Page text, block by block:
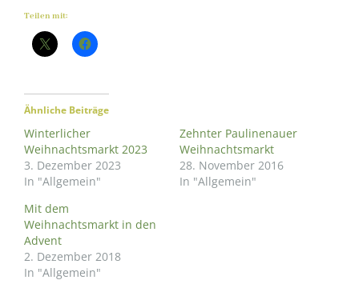
Teilen mit:
Ähnliche Beiträge
Winterlicher
Weihnachtsmarkt 2023
3. Dezember 2023
In "Allgemein"
Zehnter Paulinenauer
Weihnachtsmarkt
28. November 2016
In "Allgemein"
Mit dem
Weihnachtsmarkt in den
Advent
2. Dezember 2018
In "Allgemein"